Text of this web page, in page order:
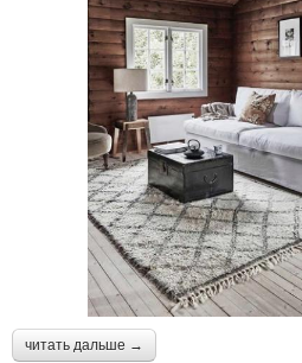
читать дальше →